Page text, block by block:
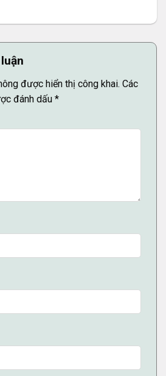
được hiển thị công khai. Các
đánh dấu *